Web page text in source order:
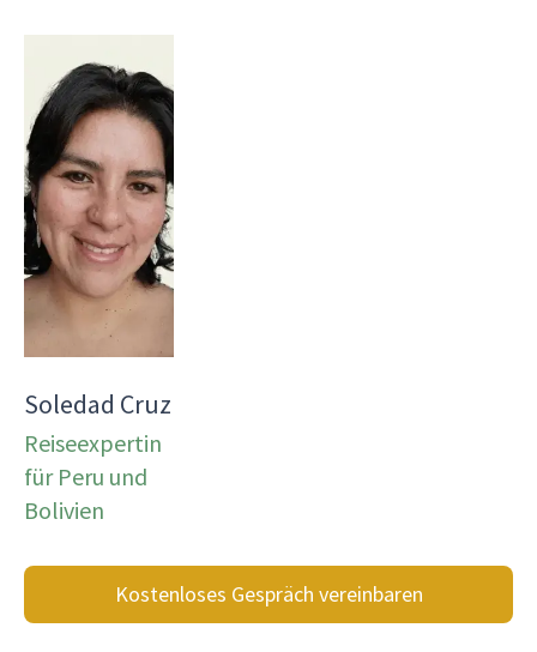
Soledad Cruz
Reiseexpertin
für Peru und
Bolivien
Kostenloses Gespräch vereinbaren